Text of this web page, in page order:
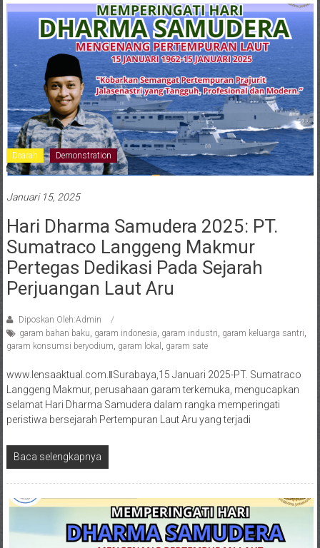
Dearah Demonstration
Januari 15, 2025
Hari Dharma Samudera 2025: PT.
Sumatraco Langgeng Makmur
Pertegas Dedikasi Pada Sejarah
Perjuangan Laut Aru
Diposkan Oleh:Admin
garam bahan baku, garam indonesia, garam industri, garam keluarga santri,
garam konsumsi beryodium, garam lokal , garam sate
www.lensaaktual.com.ǁSurabaya,15 Januari 2025-PT. Sumatraco
Langgeng Makmur, perusahaan garam terkemuka, mengucapkan
selamat Hari Dharma Samudera dalam rangka memperingati
peristiwa bersejarah Pertempuran Laut Aru yang terjadi
Baca selengkapnya